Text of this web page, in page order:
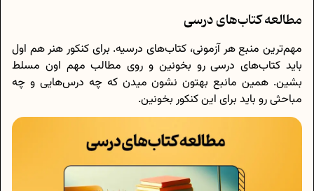
مطالعه کتاب‌های درسی
مهم‌ترین منبع هر آزمونی، کتاب‌های درسیه. برای کنکور هنر هم اول
باید کتاب‌های درسی رو بخونین و روی مطالب مهم اون مسلط
بشین. همین مانبع بهتون نشون میدن که چه درس‌هایی و چه
مباحثی رو باید برای این کنکور بخونین.